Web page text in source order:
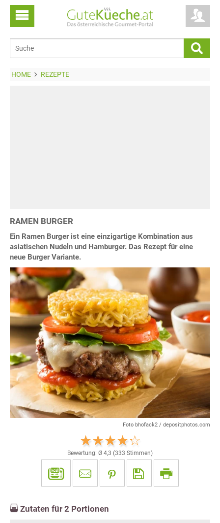
HOME REZEPTE
RAMEN BURGER
Ein Ramen Burger ist eine einzigartige Kombination aus
asiatischen Nudeln und Hamburger. Das Rezept für eine
neue Burger Variante.
Foto bhofack2 / depositphotos.com
Bewertung: Ø 4,3 (333 Stimmen)
Zutaten für 2 Portionen